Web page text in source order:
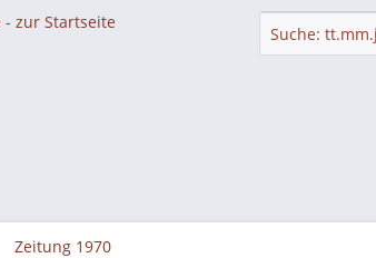
Zeitung 1970